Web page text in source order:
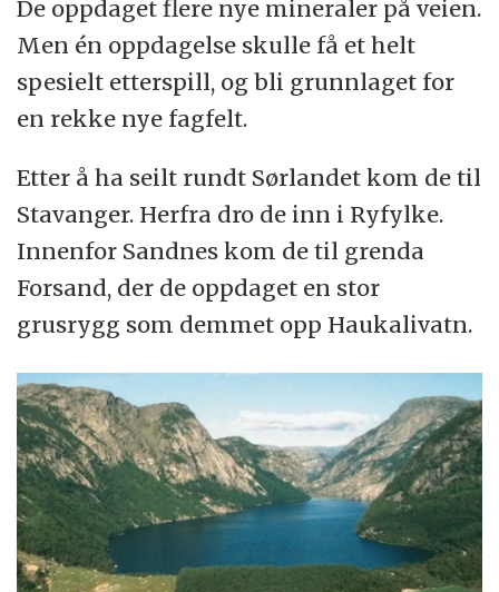
De oppdaget flere nye mineraler på veien.
Men én oppdagelse skulle få et helt
spesielt etterspill, og bli grunnlaget for
en rekke nye fagfelt.
Etter å ha seilt rundt Sørlandet kom de til
Stavanger. Herfra dro de inn i Ryfylke.
Innenfor Sandnes kom de til grenda
Forsand, der de oppdaget en stor
grusrygg som demmet opp Haukalivatn.